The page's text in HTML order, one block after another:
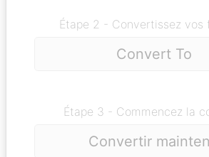
Étape 2 - Convertissez vos
Étape 3 - Commencez la
Convertir